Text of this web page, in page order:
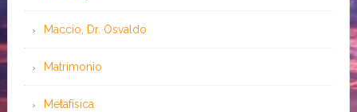
Maccio, Dr. Osvaldo
Matrimonio
Metafísica